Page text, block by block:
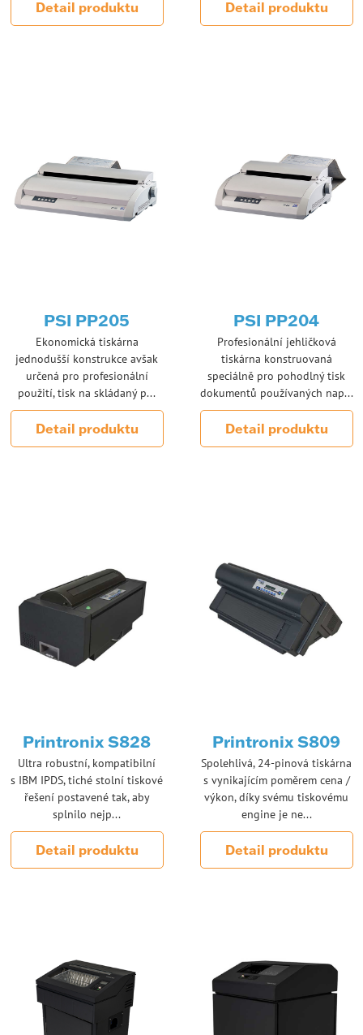
Detail produktu Detail produktu
PSI PP205
Ekonomická tiskárna
jednodušší konstrukce avšak
určená pro profesionální
použití, tisk na skládaný p...
Detail produktu
PSI PP204
Profesionální jehličková
tiskárna konstruovaná
speciálně pro pohodlný tisk
dokumentů používaných nap...
Detail produktu
Printronix S828
Ultra robustní, kompatibilní
s IBM IPDS, tiché stolní tiskové
řešení postavené tak, aby
splnilo nejp...
Detail produktu
Printronix S809
Spolehlivá, 24-pinová tiskárna
s vynikajícím poměrem cena /
výkon, díky svému tiskovému
engine je ne...
Detail produktu